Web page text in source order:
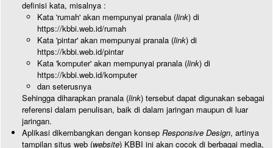
definisi kata, misalnya :
Kata 'rumah' akan mempunyai pranala (link) di
https://kbbi.web.id/rumah
Kata 'pintar' akan mempunyai pranala (link) di
https://kbbi.web.id/pintar
Kata 'komputer' akan mempunyai pranala (link) di
https://kbbi.web.id/komputer
dan seterusnya
Sehingga diharapkan pranala (link) tersebut dapat digunakan sebagai
referensi dalam penulisan, baik di dalam jaringan maupun di luar
jaringan.
Aplikasi dikembangkan dengan konsep Responsive Design, artinya
tampilan situs web (website) KBBI ini akan cocok di berbagai media,